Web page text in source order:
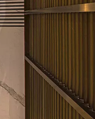
English
Русский
Español